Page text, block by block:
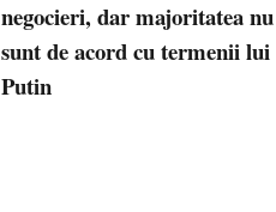
negocieri, dar majoritatea nu
sunt de acord cu termenii lui
Putin